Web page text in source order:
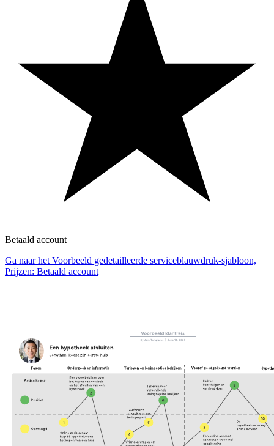
Betaald account
Ga naar het Voorbeeld gedetailleerde serviceblauwdruk-sjabloon,
Prijzen: Betaald account